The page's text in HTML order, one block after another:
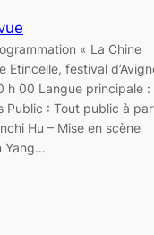
« La Chine
Etincelle, festival
h 00 Langue principale :
Public : Tout public à
Hu – Mise en scène
Yang…